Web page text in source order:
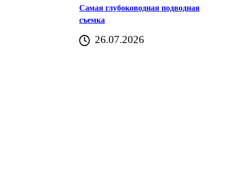
Самая глубоководная подводная
съемка
26.07.2026